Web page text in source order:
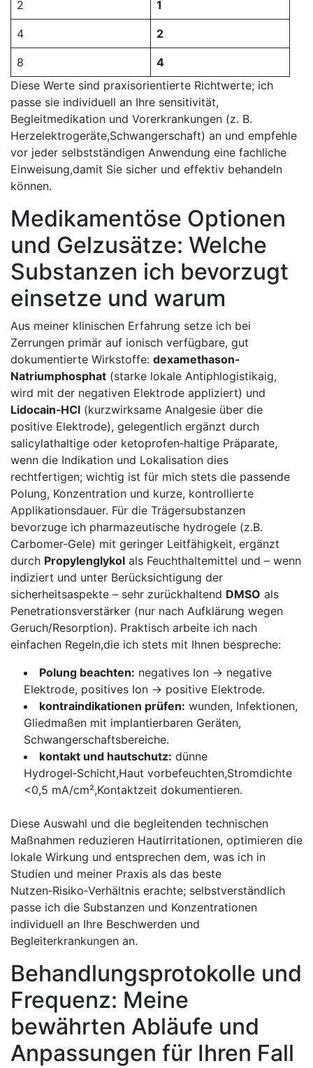
2 1
4 2
8
4
Diese Werte‍ sind praxisorientierte Richtwerte; ich
passe sie individuell an Ihre⁤ sensitivität,
Begleitmedikation und⁢ Vorerkrankungen (z. ⁣B.
Herzelektrogeräte,Schwangerschaft)⁢ an und empfehle
vor jeder selbstständigen Anwendung eine fachliche
Einweisung,damit Sie sicher und effektiv behandeln
können.
Medikamentöse Optionen​
und Gelzusätze: Welche
Substanzen‍ ich bevorzugt
einsetze⁢ und ‍warum
Aus meiner⁤ klinischen Erfahrung setze ich ​bei
Zerrungen primär auf ionisch ‌verfügbare, gut
dokumentierte Wirkstoffe: dexamethason-
Natriumphosphat (starke lokale Antiphlogistikaig,⁤
wird‌ mit‌ der negativen Elektrode appliziert) und
Lidocain‑HCl (kurzwirksame ‌Analgesie‍ über⁢ die
‌positive Elektrode), gelegentlich⁤ ergänzt durch
‍salicylathaltige oder ketoprofen‑haltige ⁣Präparate,
wenn die Indikation und Lokalisation dies
rechtfertigen; ⁤wichtig ist für mich stets die passende
Polung, Konzentration und kurze, kontrollierte
Applikationsdauer. Für die Trägersubstanzen
⁤bevorzuge ich pharmazeutische hydrogele (z.B.
Carbomer‑Gele) mit geringer Leitfähigkeit, ergänzt
‌durch Propylenglykol als ⁤Feuchthaltemittel und – wenn
indiziert⁤ und unter Berücksichtigung der
sicherheitsaspekte – sehr​ zurückhaltend DMSO als
Penetrationsverstärker ⁢(nur nach Aufklärung wegen
Geruch/Resorption). Praktisch arbeite ich ⁣nach
einfachen Regeln,die ⁣ich ‍stets ⁤mit ⁢Ihnen bespreche:
Polung beachten: negatives⁢ Ion ⁣→ negative
Elektrode,​ positives Ion → positive Elektrode.
kontraindikationen prüfen: wunden, Infektionen,
Gliedmaßen mit implantierbaren Geräten,
Schwangerschaftsbereiche.
kontakt ⁤und hautschutz: dünne‌
Hydrogel‑Schicht,Haut vorbefeuchten,Stromdichte
<0,5 mA/cm²,Kontaktzeit dokumentieren.
Diese Auswahl und die begleitenden technischen
Maßnahmen reduzieren ​Hautirritationen, optimieren die
lokale Wirkung und ‌entsprechen dem, was ich‌ in
⁣Studien und meiner Praxis als das beste
Nutzen‑Risiko‑Verhältnis erachte; selbstverständlich
passe ich die⁤ Substanzen und ​Konzentrationen
individuell an Ihre Beschwerden ⁢und
Begleiterkrankungen an.
Behandlungsprotokolle und
Frequenz: Meine
bewährten Abläufe und
Anpassungen für Ihren Fall